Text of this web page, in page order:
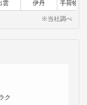
雲 伊丹 手荷物検
※当社調べ
ク